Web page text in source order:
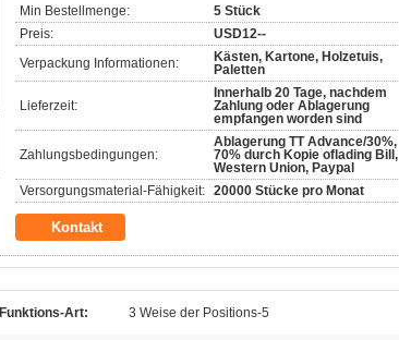
Min Bestellmenge:
5 Stück
Preis:
USD12--
Verpackung Informationen:
Kästen, Kartone, Holzetuis,
Paletten
Lieferzeit:
Innerhalb 20 Tage, nachdem
Zahlung oder Ablagerung
empfangen worden sind
Zahlungsbedingungen:
Ablagerung TT Advance/30%,
70% durch Kopie oflading Bill,
Western Union, Paypal
Versorgungsmaterial-Fähigkeit: 20000 Stücke pro Monat
Kontakt
Funktions-Art: 3 Weise der Positions-5